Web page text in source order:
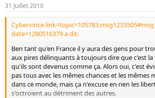
31 Juillet 2010
Cybervince
date=1280516379 a dit:
Ben tant qu'en France il y aura des gens pour
aux pires délinquants à toujours dire que c'est la
qu'ils sont devenus comme ça. Alors oui, c'est
pas tous avec les mêmes chances et les mêmes
dans ce monde, mais ça n'excuse en rien les
s'octroient au détriment des autres.